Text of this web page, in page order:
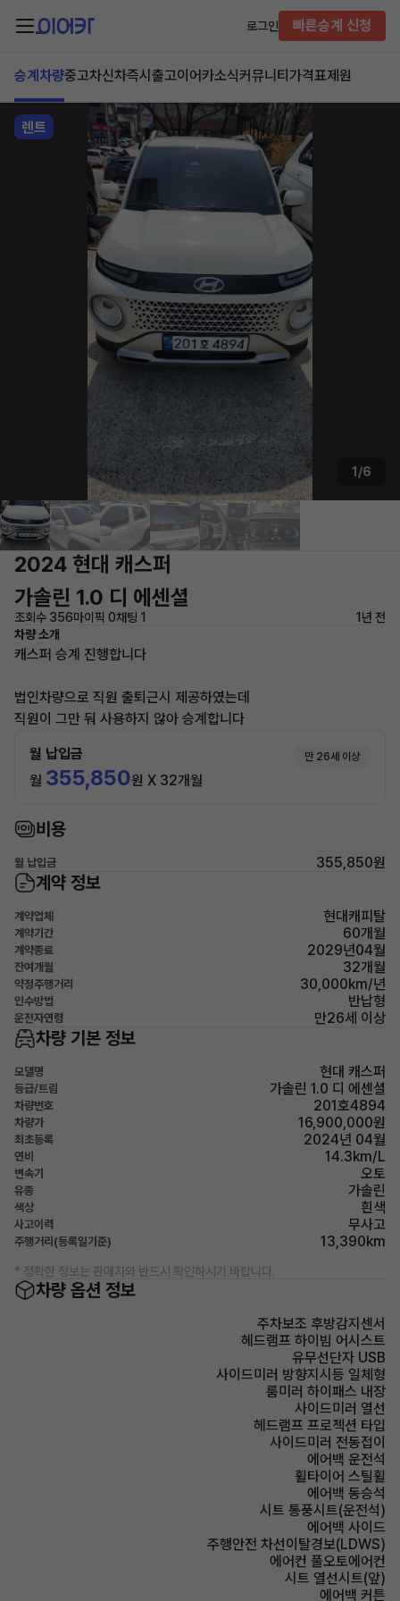
로그인 빠른승계 신청
승계차량중고차신차즉시출고이어카소식커뮤니티 가격표제원
렌트
1/6
2024 현대 캐스퍼
가솔린 1.0 디 에센셜
조회수 356마이픽 0채팅 1
1년 전
차량 소개
캐스퍼 승계 진행합니다
법인차량으로 직원 출퇴근시 제공하였는데
직원이 그만 둬 사용하지 않아 승계합니다
월 납입금 만 26세 이상
월 355,850원 X 32개월
비용
월 납입금 355,850원
계약 정보
계약업체 현대캐피탈
계약기간 60개월
계약종료 2029년04월
잔여개월 32개월
약정주행거리 30,000km/년
인수방법 반납형
운전자연령 만26세 이상
차량 기본 정보
모델명 현대 캐스퍼
등급/트림 가솔린 1.0 디 에센셜
차량번호 201호4894
차량가 16,900,000원
최초등록 2024년 04월
연비 14.3km/L
변속기 오토
유종 가솔린
색상 흰색
사고이력 무사고
주행거리(등록일기준) 13,390km
* 정확한 정보는 판매자와 반드시 확인하시기 바랍니다.
차량 옵션 정보
주차보조 후방감지센서
헤드램프 하이빔 어시스트
유무선단자 USB
사이드미러 방향지시등 일체형
룸미러 하이패스 내장
사이드미러 열선
헤드램프 프로젝션 타입
사이드미러 전동접이
에어백 운전석
휠타이어 스틸휠
에어백 동승석
시트 통풍시트(운전석)
에어백 사이드
주행안전 차선이탈경보(LDWS)
에어컨 풀오토에어컨
시트 열선시트(앞)
에어백 커튼